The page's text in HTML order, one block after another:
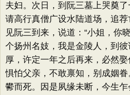
夫妇。次日，到阮三墓上哭奠了
请高行真僧广设水陆道场，追
见阮三到来，说道：“小姐，你
个扬州名妓，我是金陵人，到
厚，许定一年之后再来，必然娶
惧怕父亲，不敢禀知，别成姻
鬰而死。因是夙缘未断，今生乍